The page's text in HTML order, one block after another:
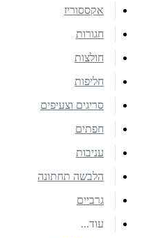
אקססוריז
חגורות
חולצות
חליפות
סריגים וצעיפים
חפתים
עניבות
הלבשה תחתונה
גרביים
עוד...